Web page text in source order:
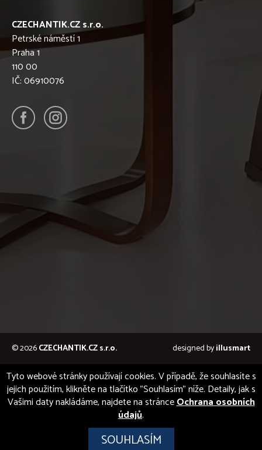
CZECHANTIK.CZ s.r.o.
Petrské náměstí 1
Praha 1
110 00
IČ: 06910076
© 2026CZECHANTIK.CZ s.r.o. designed byillusmart
Tyto webové stránky používají cookies. V případě, že souhlasíte s
jejich použitím, klikněte na tlačítko "Souhlasím" níže. Detaily, jak s
Vašimi daty nakládáme, najdete na stránceOchrana osobních
údajů.